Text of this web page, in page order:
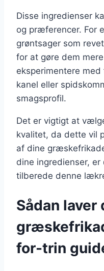
Disse ingredienser
og præferencer. For
grøntsager som
for at gøre dem
eksperimentere
kanel eller
smagsprofil.
Det er vigtigt at
kvalitet, da dette vil
af dine
dine ingredienser,
tilberede denne
Sådan laver
for-trin